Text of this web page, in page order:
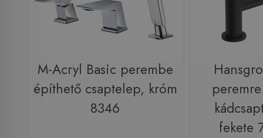
M-Acryl Basic perembe
építhető csaptelep, króm
8346
fekete